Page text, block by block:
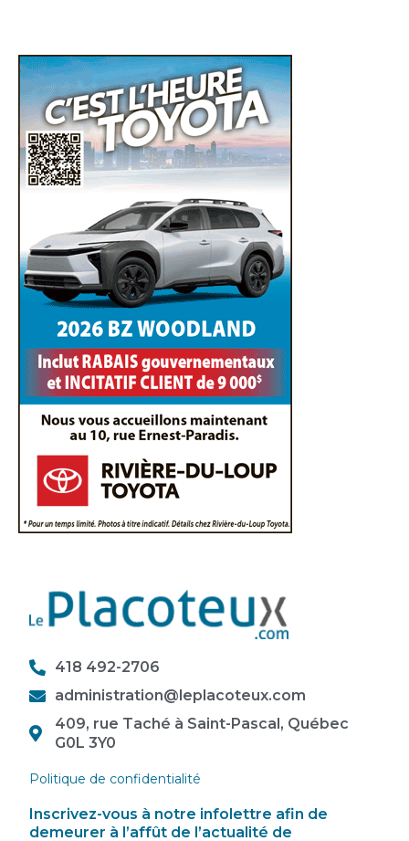
418 492-2706
administration@leplacoteux.com
409, rue Taché à Saint-Pascal, Québec
G0L 3Y0
Politique de confidentialité
Inscrivez-vous à notre infolettre afin de
demeurer à l’affût de l’actualité de